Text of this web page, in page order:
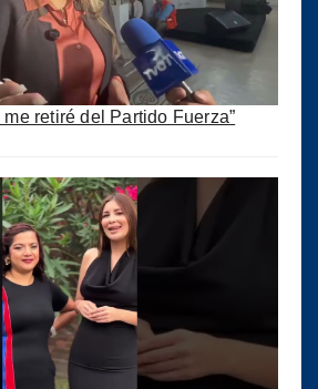
me retiré del Partido Fuerza”